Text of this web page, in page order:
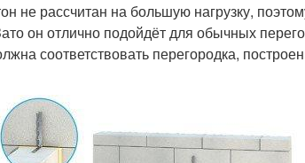
не рассчитан на большую нагрузку,
он отлично подойдёт для обычных
соответствовать перегородка,